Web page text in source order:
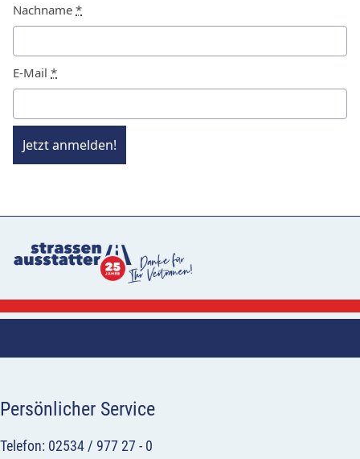
Nachname *
E-Mail *
Jetzt anmelden!
Persönlicher Service
Telefon: 02534 / 977 27 - 0